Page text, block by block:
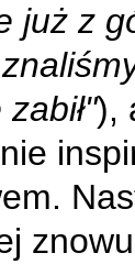
już z
),